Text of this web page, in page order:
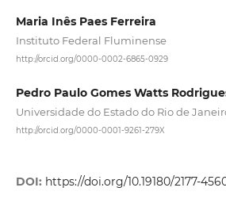
Maria Inês Paes Ferreira
Instituto Federal Fluminense
http://orcid.org/0000-0002-6865-0929
Pedro Paulo Gomes Watts
Universidade do Estado do Rio de
http://orcid.org/0000-0001-9261-279X
DOI: https://doi.org/10.19180/2177-